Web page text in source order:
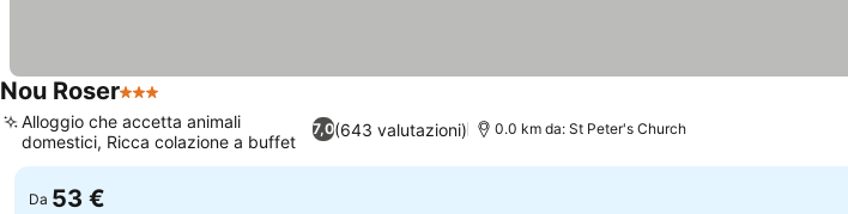
Nou Roser3 Stelle
7,0(643 valutazioni)
Alloggio che accetta animali
domestici, Ricca colazione a buffet
0.0 km da: St Peter's Church
Da 53 €